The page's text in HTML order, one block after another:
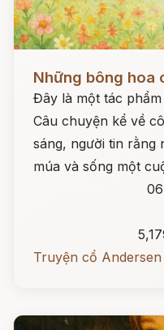
Những bông hoa
Đây là một tác
Câu chuyện kể về
sáng, người tin rằng
múa và sống một
Truyện cổ Andersen